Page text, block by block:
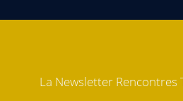
La Newsletter